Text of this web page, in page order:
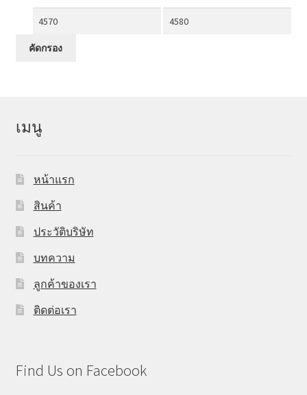
ราคา
ต่ำ
ราคา
คัดกรอง
เมนู
หน้าแรก
สินค้า
ประวัติบริษัท
บทความ
ลูกค้าของเรา
ติดต่อเรา
Find Us on Facebook